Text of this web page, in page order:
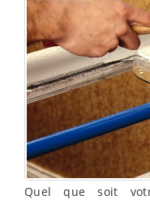
Quel que soit